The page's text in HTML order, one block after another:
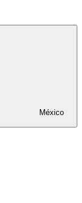
México